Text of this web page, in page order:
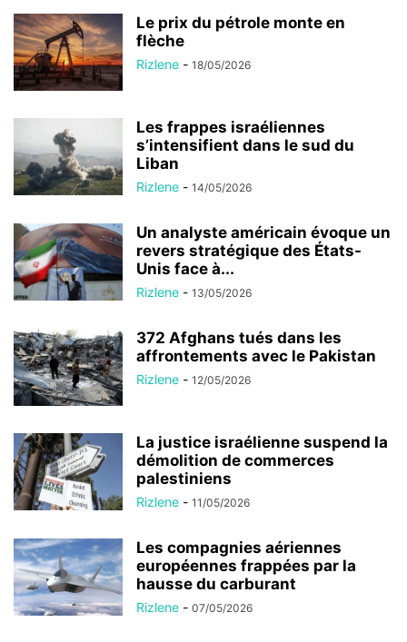
Le prix du pétrole monte en
flèche
Rizlene - 18/05/2026
Les frappes israéliennes
s’intensifient dans le sud du
Liban
Rizlene - 14/05/2026
Un analyste américain évoque un
revers stratégique des États-
Unis face à...
Rizlene - 13/05/2026
372 Afghans tués dans les
affrontements avec le Pakistan
Rizlene - 12/05/2026
La justice israélienne suspend la
démolition de commerces
palestiniens
Rizlene - 11/05/2026
Les compagnies aériennes
européennes frappées par la
hausse du carburant
Rizlene - 07/05/2026